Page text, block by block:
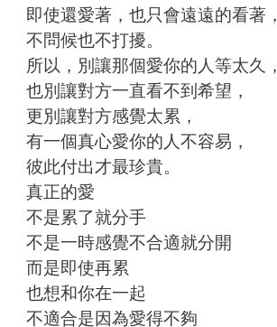
即使還愛著，也只會遠遠的看著，
不問候也不打擾。
所以，別讓那個愛你的人等太久，
也別讓對方一直看不到希望，
更別讓對方感覺太累，
有一個真心愛你的人不容易，
彼此付出才最珍貴。
真正的愛
不是累了就分手
不是一時感覺不合適就分開
而是即使再累
也想和你在一起
不適合是因為愛得不夠